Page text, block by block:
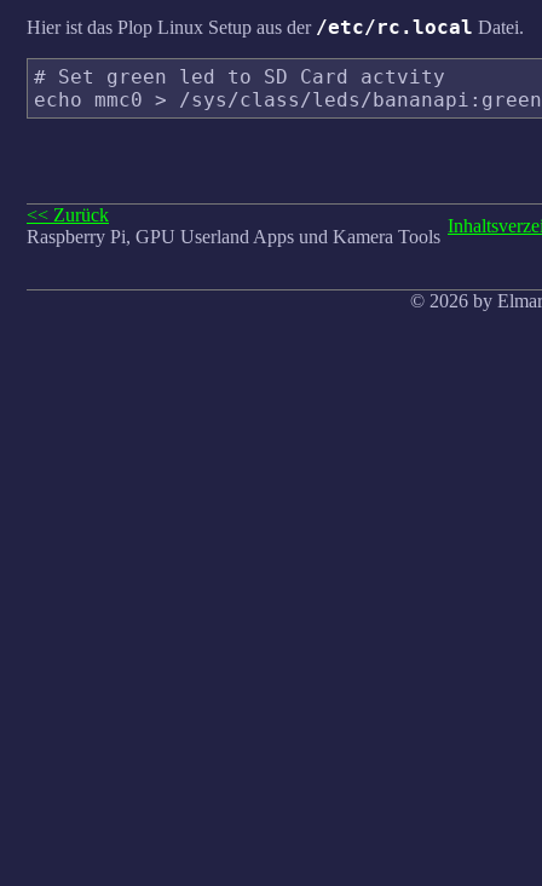
Hier ist das Plop Linux Setup aus der /etc/rc.local Datei.
# Set green led to SD Card actvity
<< Zurück
Raspberry Pi, GPU Userland Apps und Kamera Tools
© 2026 by